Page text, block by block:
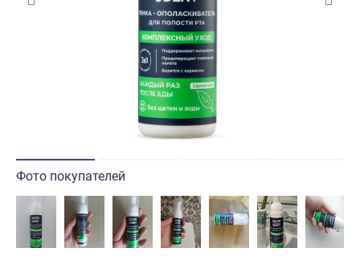
Фото покупателей